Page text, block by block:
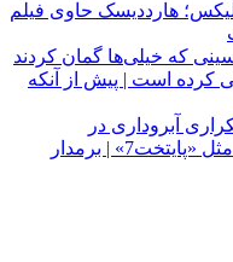
از نتفلیکس؛ هارددیسک حاوی فیلم
که خیلی‌ها گمان کردند
کرده است | پیش از آنکه
آبروداری در
خواستگاری دست گذاشته دقیقا مثل «پایتخت7» | برمدار